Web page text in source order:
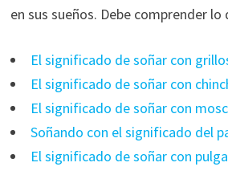
en sus sueños. Debe comprender
El significado de soñar con
El significado de soñar con
El significado de soñar con
Soñando con el significado del
El significado de soñar con